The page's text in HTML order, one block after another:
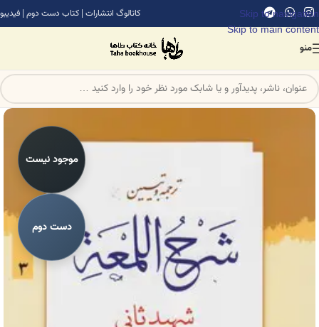
Skip to navigation
Skip to main content
کاتالوگ انتشارات | کتاب دست دوم | فیدیبو
منو
موجود نیست
دست دوم